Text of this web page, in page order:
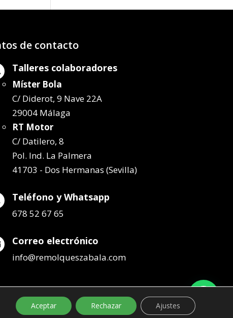
de contacto
Talleres colaboradores
Míster Bola
C/ Diderot, 9 Nave 22A
29004 Málaga
RT Motor
C/ Datilero, 8
Pol. Ind. La Palmera
41703 - Dos Hermanas (Sevilla)
Teléfono y Whatsapp
678 52 67 65
Correo electrónico
info@remolqueszabala.com
Aceptar Rechazar Ajustes